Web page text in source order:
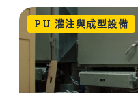
PU 灌注與成型設備